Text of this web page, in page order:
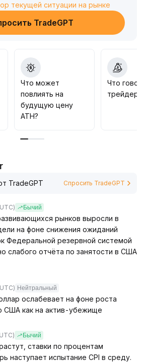
пробития и закрепления выше
возрастает риск коррекции,
за отметками ниже 0
и AI-отрасли, ATH имеет
длинные позиции,
использовать динамические
текущей ситуации на рынке
TradeGPT
Что может
повлиять на
будущую цену
ATH?
Что
трейдеры
TradeGPT Спросить TradeGPT
Бычий
рынков выросли в
на фоне снижения ожиданий
Федеральной резервной системой
слабого отчёта по занятости в США
Нейтральный
ослабевает на фоне роста
США как на актив-убежище
Бычий
ставки по процентам
наступает испытание CPI в среду.